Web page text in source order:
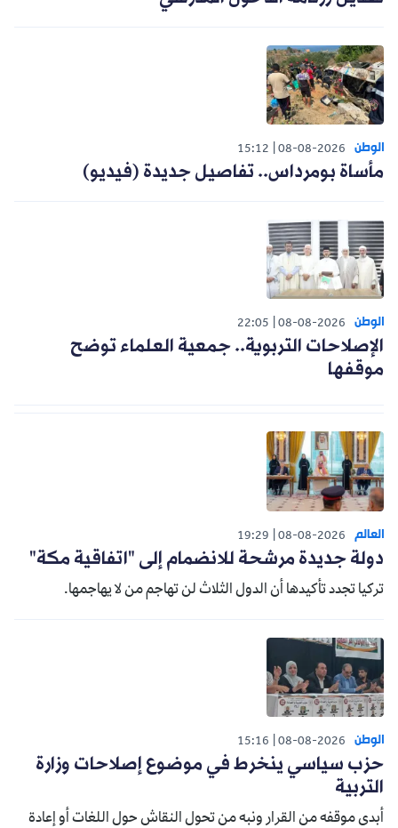
الوطن 08-08-2026
15:12
مأساة بومرداس.. تفاصيل جديدة (فيديو)
الوطن 08-08-2026
22:05
الإصلاحات التربوية.. جمعية العلماء توضح
موقفها
العالم 08-08-2026
19:29
دولة جديدة مرشحة للانضمام إلى "اتفاقية مكة"
تركيا تجدد تأكيدها أن الدول الثلاث لن تهاجم من لا يهاجمها.
الوطن 08-08-2026
15:16
حزب سياسي ينخرط في موضوع إصلاحات وزارة
التربية
أبدى موقفه من القرار ونبه من تحول النقاش حول اللغات أو إعادة